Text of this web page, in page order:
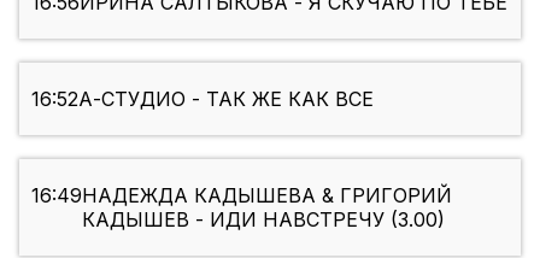
16:52А-СТУДИО - ТАК ЖЕ КАК ВСЕ
16:49НАДЕЖДА КАДЫШЕВА & ГРИГОРИЙ
КАДЫШЕВ - ИДИ НАВСТРЕЧУ (3.00)